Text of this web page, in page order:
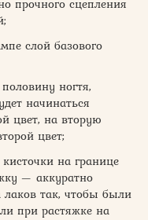
прочного сцепления
слой базового
ногтя,
начинаться
цвет, на вторую
цвет;
на границе
— аккуратно
так, чтобы были
при растяжке на